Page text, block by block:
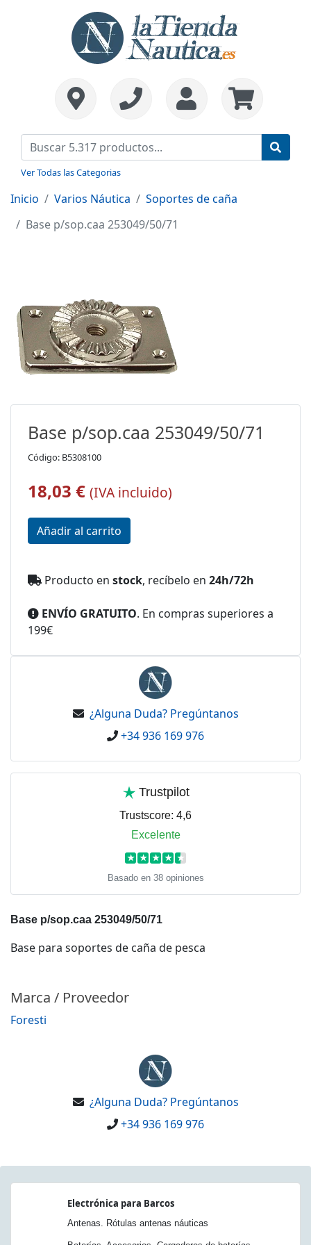
Ver Todas las Categorias
Inicio Varios Náutica
Soportes de caña
Base p/sop.caa 253049/50/71
Base p/sop.caa 253049/50/71
Código: B5308100
18,03 € (IVA incluido)
Producto en stock, recíbelo en 24h/72h
ENVÍO GRATUITO. En compras superiores a
199€
¿Alguna Duda? Pregúntanos
+34 936 169 976
Trustpilot
Trustscore: 4,6
Excelente
★ ★ ★ ★ ★
Basado en 38 opiniones
Base p/sop.caa 253049/50/71
Base para soportes de caña de pesca
Marca / Proveedor
Foresti
¿Alguna Duda? Pregúntanos
+34 936 169 976
Electrónica para Barcos
Antenas. Rótulas antenas náuticas